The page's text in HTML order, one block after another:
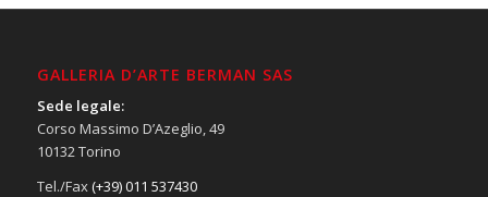
GALLERIA D’ARTE BERMAN SAS
Sede legale:
Corso Massimo D’Azeglio, 49
10132 Torino
Tel./Fax(+39) 011 537430